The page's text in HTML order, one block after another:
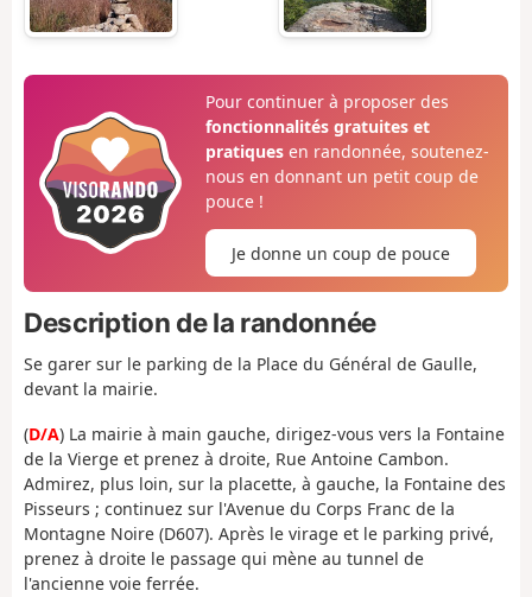
Pour continuer à proposer des
fonctionnalités gratuites et
pratiquesen randonnée, soutenez-
nous en donnant un petit coup de
pouce !
Je donne un coup de pouce
Description de la randonnée
Se garer sur le parking de la Place du Général de Gaulle,
devant la mairie.
(D/A) La mairie à main gauche, dirigez-vous vers la Fontaine
de la Vierge et prenez à droite, Rue Antoine Cambon.
Admirez, plus loin, sur la placette, à gauche, la Fontaine des
Pisseurs ; continuez sur l'Avenue du Corps Franc de la
Montagne Noire (D607). Après le virage et le parking privé,
prenez à droite le passage qui mène au tunnel de
l'ancienne voie ferrée.